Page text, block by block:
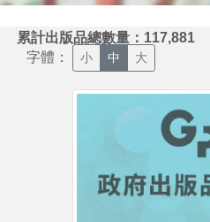
累計出版品總數量：117,881
字體： 小 中 大